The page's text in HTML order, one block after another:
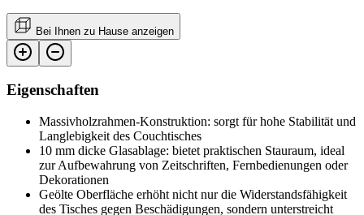
Bei Ihnen zu Hause anzeigen
Eigenschaften
Massivholzrahmen-Konstruktion: sorgt für hohe Stabilität und
Langlebigkeit des Couchtisches
10 mm dicke Glasablage: bietet praktischen Stauraum, ideal
zur Aufbewahrung von Zeitschriften, Fernbedienungen oder
Dekorationen
Geölte Oberfläche erhöht nicht nur die Widerstandsfähigkeit
des Tisches gegen Beschädigungen, sondern unterstreicht